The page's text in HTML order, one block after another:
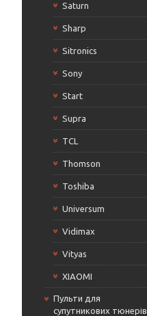
Saturn
Sharp
Sitronics
Sony
Start
Supra
TCL
Thomson
Toshiba
Universum
Vidimax
Vityas
XIAOMI
Пульти для
супутникових тюнерів